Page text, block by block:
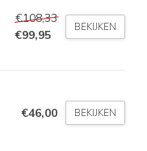
€108,33
€99,95
BEKIJKEN
€46,00 BEKIJKEN